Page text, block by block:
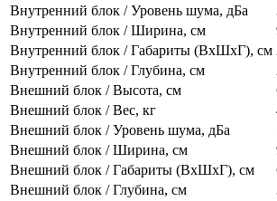
Внутренний блок / Уровень шума, дБа
Внутренний блок / Ширина, см
Внутренний блок / Габариты (ВхШхГ), см
Внутренний блок / Глубина, см
Внешний блок / Высота, см
Внешний блок / Вес, кг
Внешний блок / Уровень шума, дБа
Внешний блок / Ширина, см
Внешний блок / Габариты (ВхШхГ), см
Внешний блок / Глубина, см